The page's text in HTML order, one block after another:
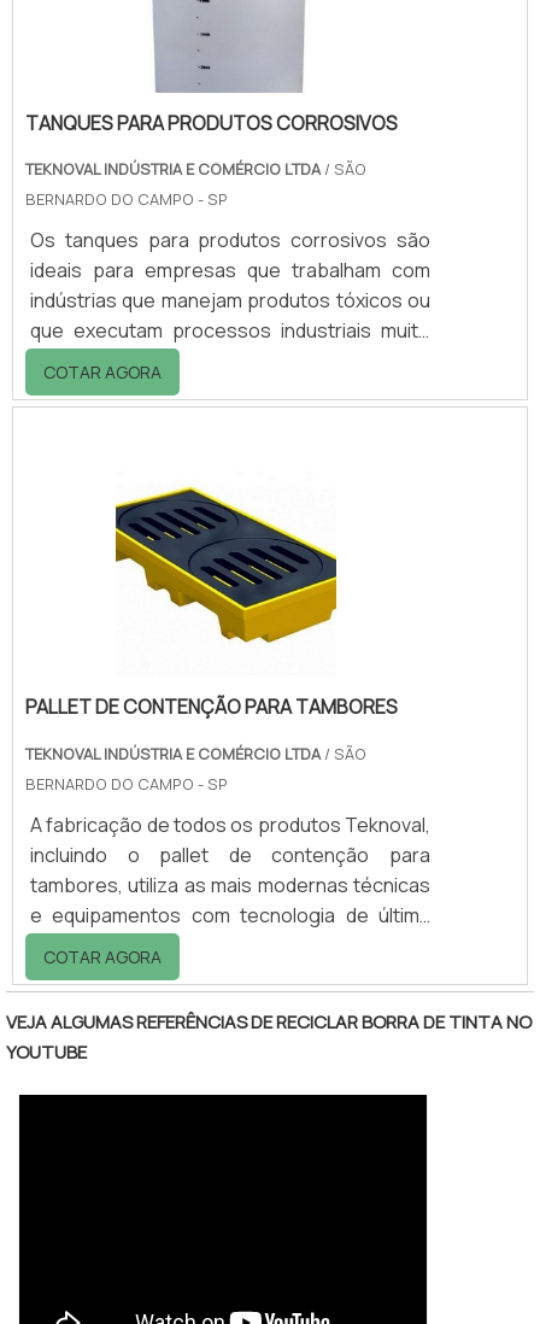
TANQUES PARA PRODUTOS CORROSIVOS
TEKNOVAL INDÚSTRIA E COMÉRCIO LTDA/ SÃO
BERNARDO DO CAMPO - SP
Os tanques para produtos corrosivos são
ideais para empresas que trabalham com
indústrias que manejam produtos tóxicos ou
que executam processos industriais muito
complexos. O armazenamento desse tipo de
material precisa ser feito de maneira muito
de solo, ou, pior, dos lençóis freáticos, o que
pode aumentar ainda mais a área de
contágio.Cuidados importantes com o
materialGeralmente, os tanques para itens
corrosivos é part.
COTAR AGORA
PALLET DE CONTENÇÃO PARA TAMBORES
TEKNOVAL INDÚSTRIA E COMÉRCIO LTDA/ SÃO
BERNARDO DO CAMPO - SP
A fabricação de todos os produtos Teknoval,
incluindo o pallet de contenção para
tambores, utiliza as mais modernas técnicas
e equipamentos com tecnologia de última
geração, obedecendo as normas
internacionais de qualidade e mantendo o
padrão de excelência da marca, o que
garante a satisfação e a fidelização dos
clientes.Utilização correta do materialA
utilização segura para produtos tais como
COTAR AGORA
VEJA ALGUMAS REFERÊNCIAS DE RECICLAR BORRA DE TINTA NO
YOUTUBE